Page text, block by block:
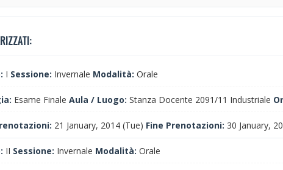
I Sessione: Invernale Modalità: Orale
Esame Finale Aula / Luogo: Stanza Docente 2091/11 Industriale
21 January, 2014 (Tue) Fine Prenotazioni: 30 January,
II Sessione: Invernale Modalità: Orale